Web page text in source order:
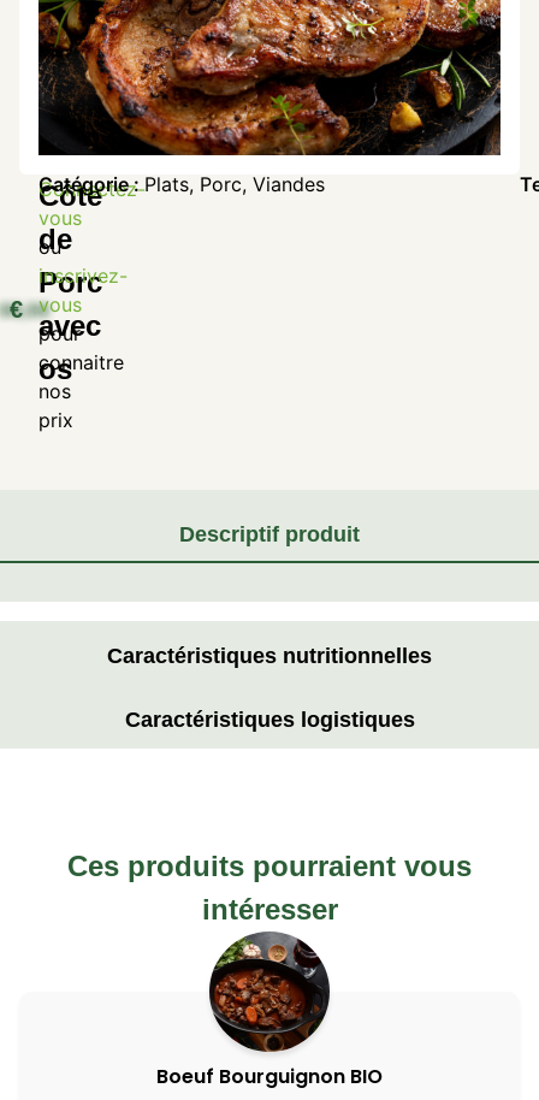
Côte
de
Porc
avec
os
€
Connectez-
vous
ou
inscrivez-
vous
pour
connaitre
nos
prix
Catégorie :Plats, Porc, Viandes
Descriptif produit
Caractéristiques nutritionnelles
Caractéristiques logistiques
Ces produits pourraient vous
intéresser
Boeuf Bourguignon BIO